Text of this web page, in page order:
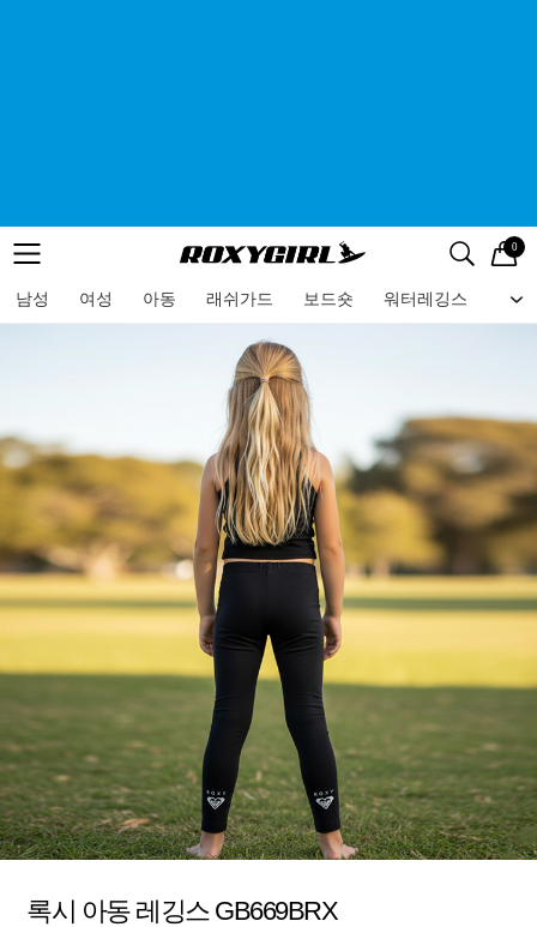
메뉴 검색
로고 0
남성 여성 아동 래쉬가드 보드숏 워터레깅스 비
메뉴
록시 아동 레깅스 GB669BRX